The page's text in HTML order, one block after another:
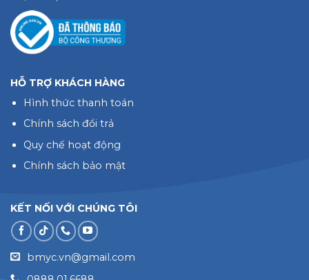
HỖ TRỢ KHÁCH HÀNG
Hình thức thanh toán
Chính sách đổi trả
Quy chế hoạt động
Chính sách bảo mật
KẾT NỐI VỚI CHÚNG TÔI
bmyc.vn@gmail.com